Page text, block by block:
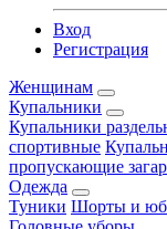
Вход
Регистрация
Женщинам
Купальники
Купальники
спортивные
пропускающие загар
Одежда
Туники Шорты и